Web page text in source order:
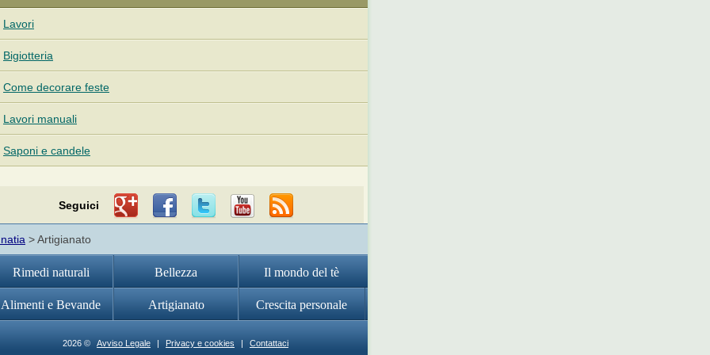
Lavori
Bigiotteria
Come decorare feste
Lavori manuali
Saponi e candele
Seguici
> Artigianato
Rimedi naturali Bellezza Il mondo del tè
Alimenti e Bevande Artigianato Crescita personale
2026 © Avviso Legale | Privacy e cookies | Contattaci